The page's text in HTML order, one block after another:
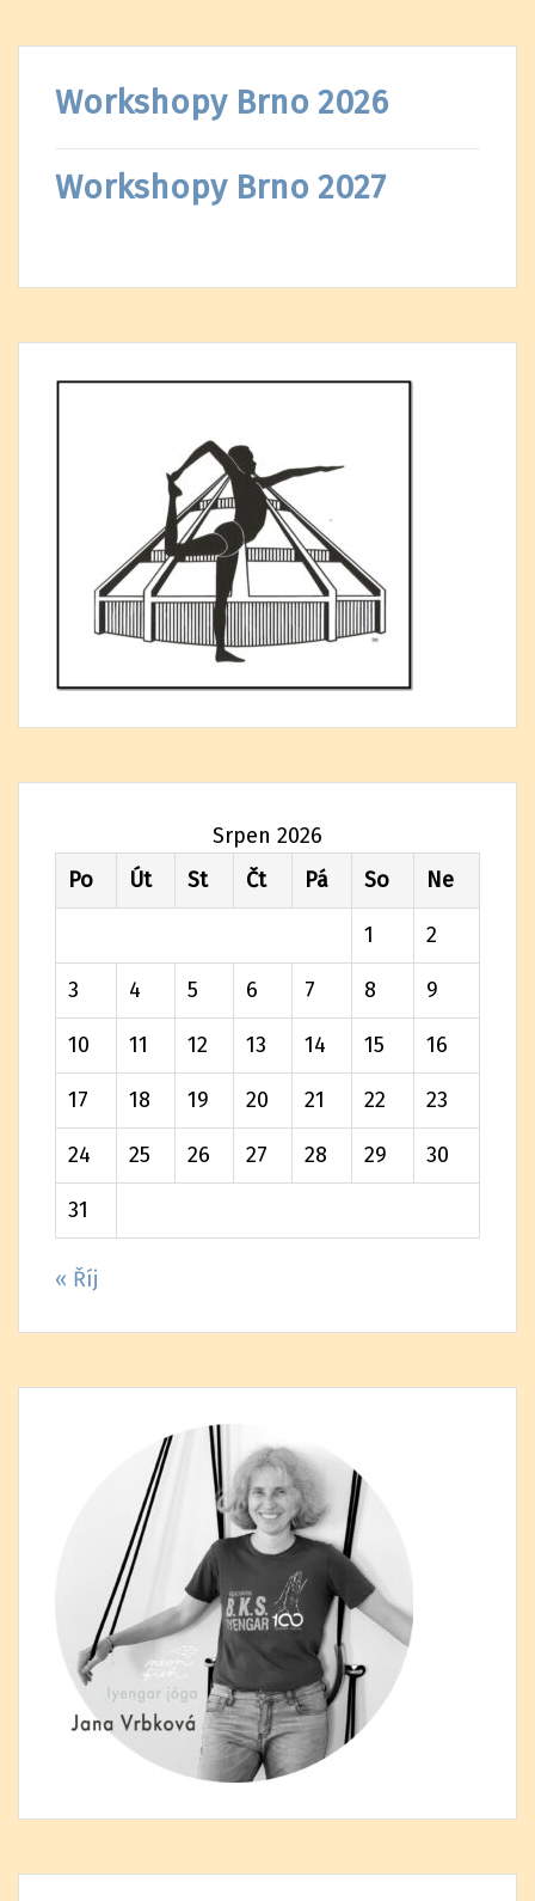
Workshopy Brno 2026
Workshopy Brno 2027
Srpen 2026
Po
Út St Čt Pá So Ne
1 2
3 4 5 6 7 8 9
10 11 12 13 14 15 16
17 18 19 20 21 22 23
24 25 26 27 28 29 30
31
« Říj